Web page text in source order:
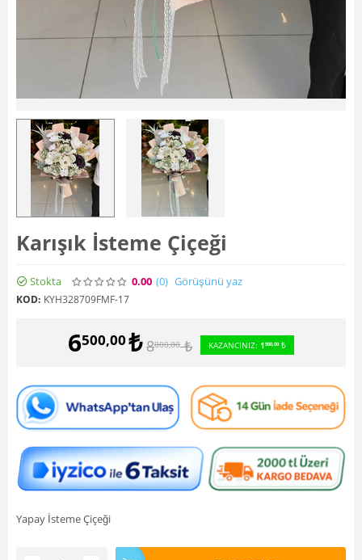
Karışık İsteme Çiçeği
Stokta 0.00 (0) Görüşünü yaz
KOD: KYH328709FMF-17
6500,00₺ 8000,00 ₺ KAZANCINIZ: 1500,00₺
Yapay İsteme Çiçeği